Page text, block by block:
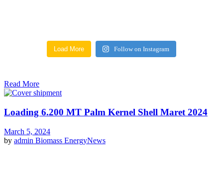
Load More Follow on Instagram
Read More
Loading 6.200 MT Palm Kernel Shell Maret 2024
March 5, 2024
by admin Biomass EnergyNews